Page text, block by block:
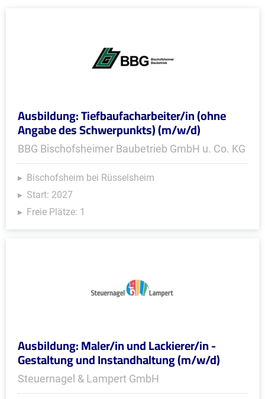
Ausbildung: Tiefbaufacharbeiter/in (ohne
Angabe des Schwerpunkts) (m/w/d)
BBG Bischofsheimer Baubetrieb GmbH u. Co. KG
Bischofsheim bei Rüsselsheim
Start: 2027
Freie Plätze: 1
Ausbildung: Maler/in und Lackierer/in -
Gestaltung und Instandhaltung (m/w/d)
Steuernagel & Lampert GmbH